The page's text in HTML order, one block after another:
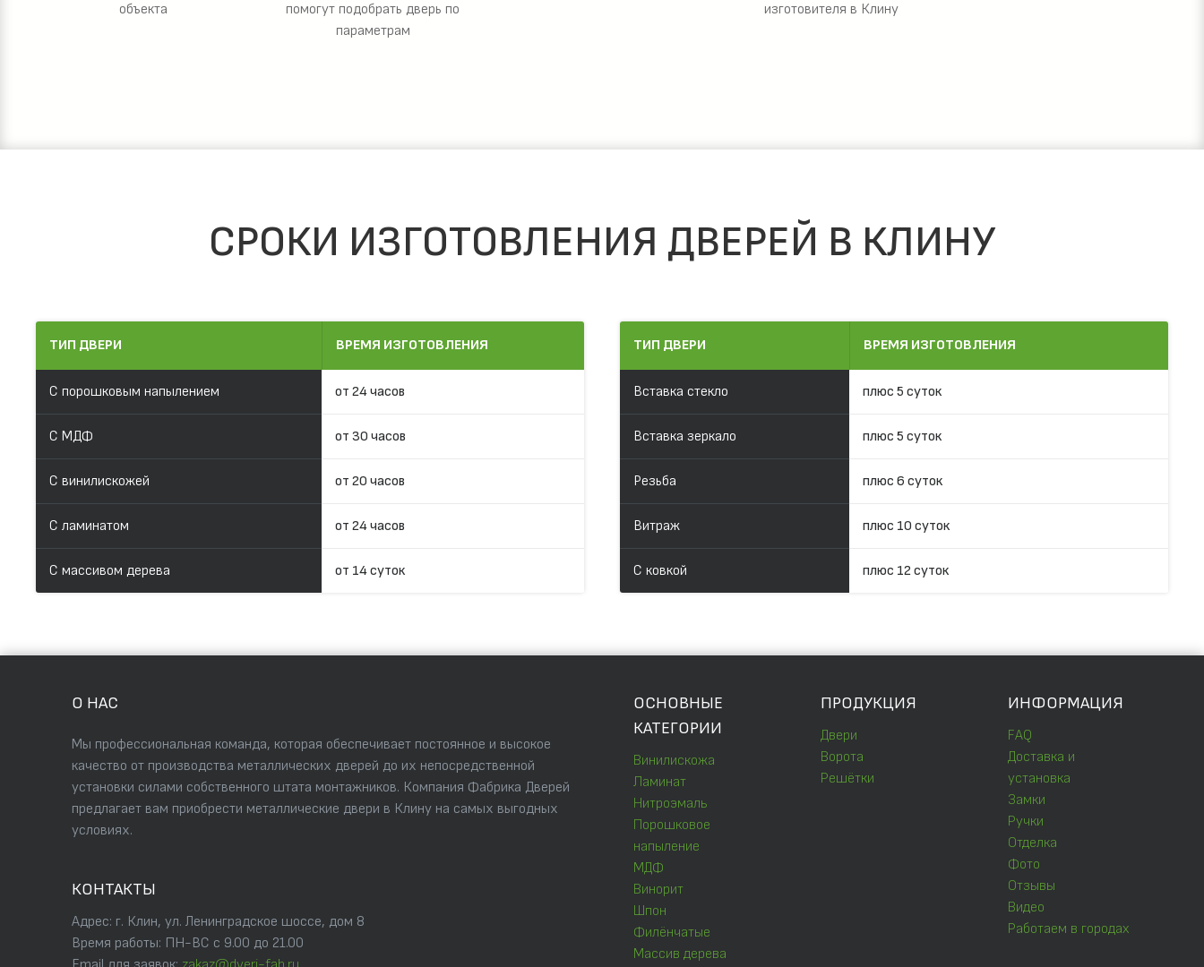
объекта
помогут подобрать дверь по
параметрам
изготовителя в Клину
СРОКИ ИЗГОТОВЛЕНИЯ ДВЕРЕЙ В КЛИНУ
ТИП ДВЕРИ ВРЕМЯ ИЗГОТОВЛЕНИЯ
С порошковым напылением от 24 часов
С МДФ от 30 часов
С винилискожей от 20 часов
С ламинатом от 24 часов
С массивом дерева от 14 суток
ТИП ДВЕРИ ВРЕМЯ ИЗГОТОВЛЕНИЯ
Вставка стекло плюс 5 суток
Вставка зеркало плюс 5 суток
Резьба плюс 6 суток
Витраж плюс 10 суток
С ковкой плюс 12 суток
О НАС
Мы профессиональная команда, которая обеспечивает постоянное и высокое
качество от производства металлических дверей до их непосредственной
установки силами собственного штата монтажников. Компания Фабрика Дверей
предлагает вам приобрести металлические двери в Клину на самых выгодных
условиях.
КОНТАКТЫ
Адрес: г. Клин, ул. Ленинградское шоссе, дом 8
Время работы: ПН-ВС с 9.00 до 21.00
ОСНОВНЫЕ
КАТЕГОРИИ
Винилискожа
Ламинат
Нитроэмаль
Порошковое
напыление
МДФ
Винорит
Шпон
Филёнчатые
Массив дерева
ПРОДУКЦИЯ
Двери
Ворота
Решётки
ИНФОРМАЦИЯ
FAQ
Доставка и
установка
Замки
Ручки
Отделка
Фото
Отзывы
Видео
Работаем в городах